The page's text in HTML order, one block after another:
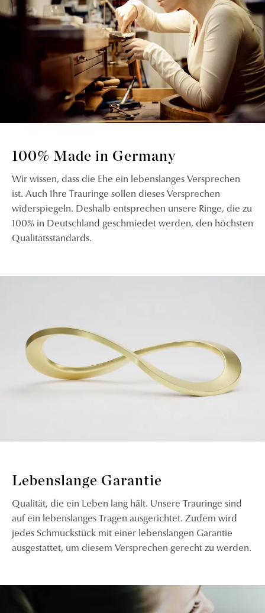
100% Made in Germany
Wir wissen, dass die Ehe ein lebenslanges Versprechen
ist. Auch Ihre Trauringe sollen dieses Versprechen
widerspiegeln. Deshalb entsprechen unsere Ringe, die zu
100% in Deutschland geschmiedet werden, den höchsten
Qualitätsstandards.
Lebenslange Garantie
Qualität, die ein Leben lang hält. Unsere Trauringe sind
auf ein lebenslanges Tragen ausgerichtet. Zudem wird
jedes Schmuckstück mit einer lebenslangen Garantie
ausgestattet, um diesem Versprechen gerecht zu werden.